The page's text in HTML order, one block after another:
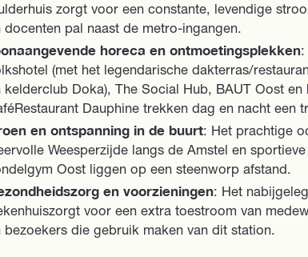
zorgt voor een constante, levendige
docenten pal naast de metro-ingangen.
horeca en ontmoetingsplekken:
(met het legendarische dakterras/
kelderclub Doka), The Social Hub, BAUT Oost en
Dauphine trekken dag en nacht een
en ontspanning in de buurt: Het prachtige
Weesperzijde langs de Amstel en
Oost liggen op een steenworp afstand.
en voorzieningen: Het
voor een extra toestroom van
bezoekers die gebruik maken van dit station.